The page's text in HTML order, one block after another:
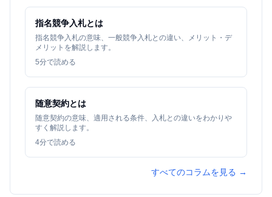
指名競争入札とは
指名競争入札の意味、一般競争入札との違い、メリット・デ
メリットを解説します。
5分で読める
随意契約とは
随意契約の意味、適用される条件、入札との違いをわかりや
すく解説します。
4分で読める
すべてのコラムを見る →